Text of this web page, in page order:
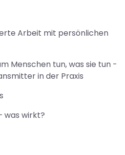
Arbeit mit persönlichen
Menschen tun, was sie tun -
in der Praxis
was wirkt?